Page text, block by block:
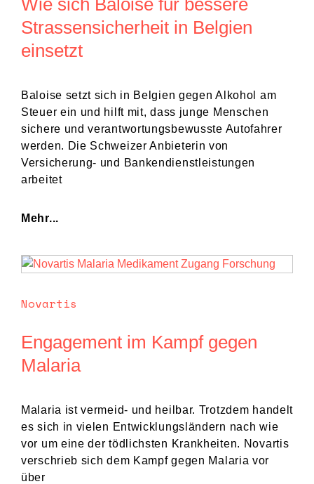
Wie sich Baloise für bessere
Strassensicherheit in Belgien
einsetzt
Baloise setzt sich in Belgien gegen Alkohol am
Steuer ein und hilft mit, dass junge Menschen
sichere und verantwortungsbewusste Autofahrer
werden. Die Schweizer Anbieterin von
Versicherung- und Bankendienstleistungen
arbeitet
Mehr...
Novartis
Engagement im Kampf gegen
Malaria
Malaria ist vermeid- und heilbar. Trotzdem handelt
es sich in vielen Entwicklungsländern nach wie
vor um eine der tödlichsten Krankheiten. Novartis
verschrieb sich dem Kampf gegen Malaria vor
über